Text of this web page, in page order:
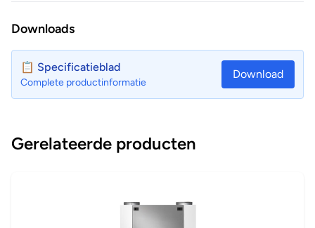
Downloads
📋 Specificatieblad
Complete productinformatie
Download
Gerelateerde producten